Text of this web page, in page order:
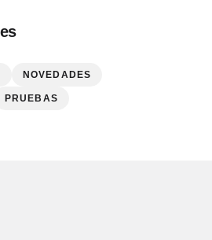
NOVEDADES
PRUEBAS